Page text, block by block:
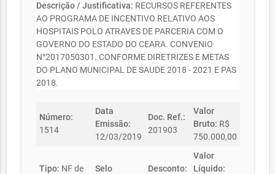
Descrição / Justificativa: RECURSOS REFERENTES
AO PROGRAMA DE INCENTIVO RELATIVO AOS
HOSPITAIS POLO ATRAVES DE PARCERIA COM O
GOVERNO DO ESTADO DO CEARA. CONVENIO
N°2017050301. CONFORME DIRETRIZES E METAS
DO PLANO MUNICIPAL DE SAUDE 2018 - 2021 E PAS
2018.
Número:
1514
Data
Emissão:
12/03/2019
Doc. Ref.:
201903
Valor
Bruto: R$
750.000,00
Tipo: NF de
Selo
Desconto:
Valor
Líquido: